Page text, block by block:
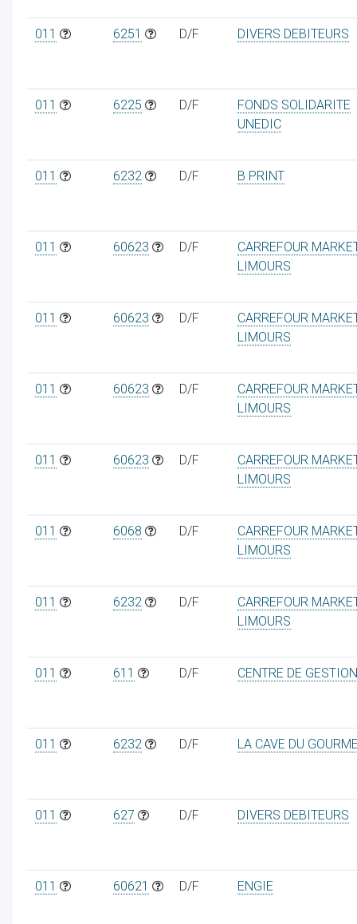
011 6251 D/F DIVERS DEBITEURS
011 6225 D/F
FONDS SOLIDARITE
UNEDIC
011 6232 D/F B PRINT
011 60623 D/F
CARREFOUR
LIMOURS
011 60623 D/F
CARREFOUR
LIMOURS
011 60623 D/F
CARREFOUR
LIMOURS
011 60623 D/F
CARREFOUR
LIMOURS
011 6068 D/F
CARREFOUR
LIMOURS
011 6232 D/F
CARREFOUR
LIMOURS
011 611 D/F CENTRE DE GESTION
011 6232 D/F LA CAVE DU
011 627 D/F DIVERS DEBITEURS
011 60621 D/F ENGIE